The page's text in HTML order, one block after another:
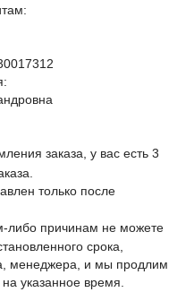
заказа, у вас есть 3
только после
либо причинам не можете
срока,
менеджера, и мы продлим
указанное время.